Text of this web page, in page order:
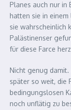
Planes auch nur in
hatten sie in
sie wahrscheinlich
Palästinenser
für diese Farce
Nicht genug damit.
später so weit, die
bedingungslosen
noch unflätig zu